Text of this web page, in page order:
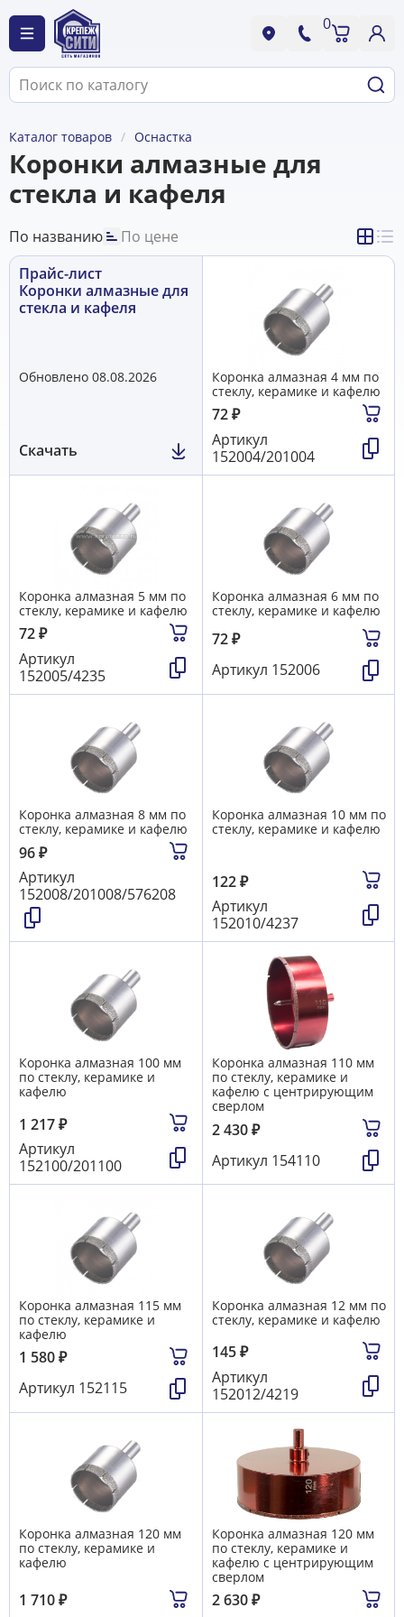
0
Каталог товаров Оснастка
Коронки алмазные для
стекла и кафеля
По названию
По цене
Прайс-лист
Коронки алмазные для
стекла и кафеля
Обновлено 08.08.2026
Скачать
Коронка алмазная 4 мм по
стеклу, керамике и кафелю
72₽
Артикул
152004/201004
Коронка алмазная 5 мм по
стеклу, керамике и кафелю
72₽
Артикул
152005/4235
Коронка алмазная 6 мм по
стеклу, керамике и кафелю
72₽
Артикул 152006
Коронка алмазная 8 мм по
стеклу, керамике и кафелю
96₽
Артикул
152008/201008/576208
Коронка алмазная 10 мм по
стеклу, керамике и кафелю
122₽
Артикул
152010/4237
Коронка алмазная 100 мм
по стеклу, керамике и
кафелю
1 217₽
Артикул
152100/201100
Коронка алмазная 110 мм
по стеклу, керамике и
кафелю с центрирующим
сверлом
2 430₽
Артикул 154110
Коронка алмазная 115 мм
по стеклу, керамике и
кафелю
1 580₽
Артикул 152115
Коронка алмазная 12 мм по
стеклу, керамике и кафелю
145₽
Артикул
152012/4219
Коронка алмазная 120 мм
по стеклу, керамике и
кафелю
1 710₽
Коронка алмазная 120 мм
по стеклу, керамике и
кафелю с центрирующим
сверлом
2 630₽